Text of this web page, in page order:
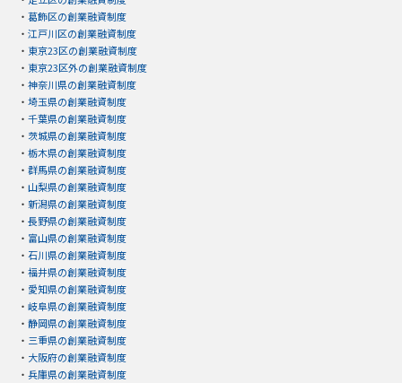
・ 葛飾区の創業融資制度
・ 江戸川区の創業融資制度
・ 東京23区の創業融資制度
・ 東京23区外の創業融資制度
・ 神奈川県の創業融資制度
・ 埼玉県の創業融資制度
・ 千葉県の創業融資制度
・ 茨城県の創業融資制度
・ 栃木県の創業融資制度
・ 群馬県の創業融資制度
・ 山梨県の創業融資制度
・ 新潟県の創業融資制度
・ 長野県の創業融資制度
・ 富山県の創業融資制度
・ 石川県の創業融資制度
・ 福井県の創業融資制度
・ 愛知県の創業融資制度
・ 岐阜県の創業融資制度
・ 静岡県の創業融資制度
・ 三重県の創業融資制度
・ 大阪府の創業融資制度
・ 兵庫県の創業融資制度